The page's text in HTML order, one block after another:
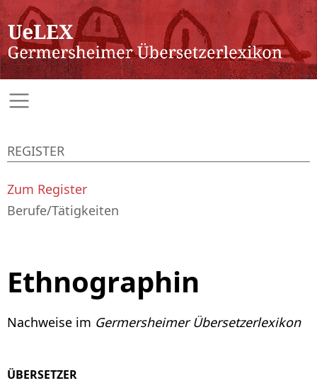
Ethnographin
Nachweise im Germersheimer Übersetzerlexikon
ÜBERSETZER
REGISTER
Zum Register
Berufe/Tätigkeiten